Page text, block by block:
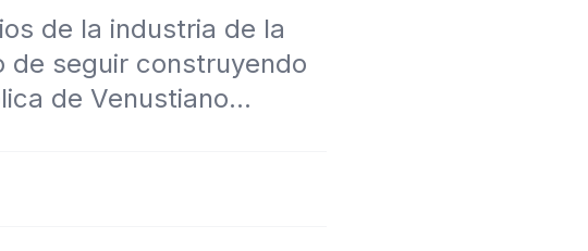
de la industria de la
seguir construyendo
de Venustiano...